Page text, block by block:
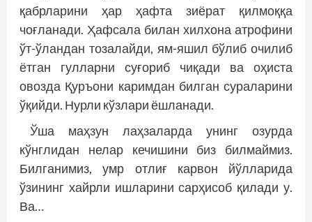
қабрларини ҳар ҳафта зиёрат қилмоққа
чоғланади. Ҳафсала билан хилхона атрофини
ўт-ўландан тозалайди, ям-яшил бўлиб очилиб
ётган гулларни суғориб чиқади ва оҳиста
овозда Қуръони каримдан билган сураларини
ўқийди. Нурли кўзлари ёшланади.
Ўша маҳзун лаҳзаларда унинг озурда
кўнглидан нелар кечишини биз билмаймиз.
Билганимиз, умр отлиғ карвон йўлларида
ўзининг хайрли ишларини сарҳисоб қилади у.
Ва…